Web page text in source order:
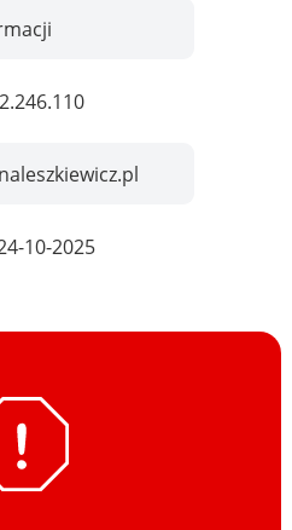
10-2025